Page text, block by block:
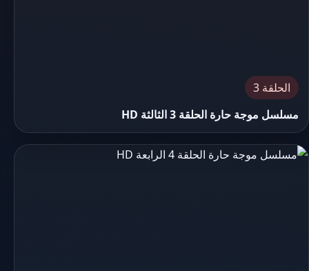
الحلقة 3
مسلسل موجة حارة الحلقة 3 الثالثة HD